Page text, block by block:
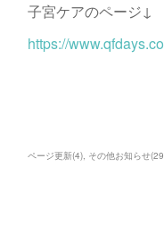
子宮ケアのページ↓
https://
ページ更新(4) その他お知らせ(29